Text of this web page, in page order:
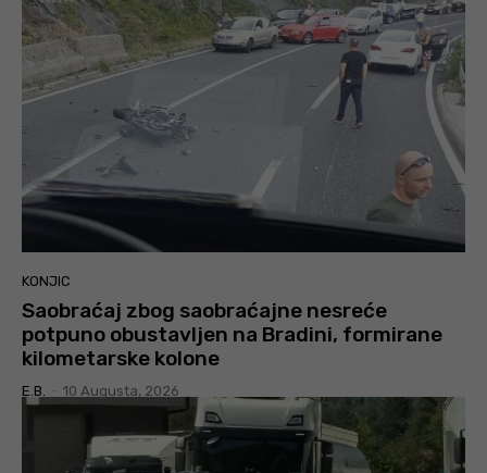
KONJIC
Saobraćaj zbog saobraćajne nesreće
potpuno obustavljen na Bradini, formirane
kilometarske kolone
E.B. 10 Augusta, 2026